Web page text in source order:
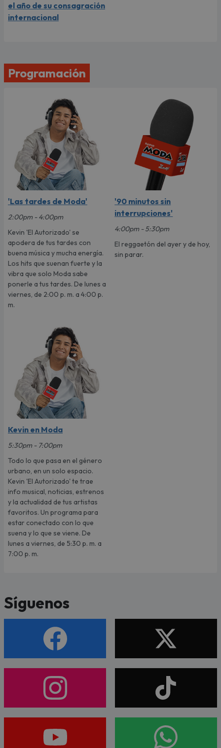
el año de su consagración
internacional
Programación
'Las tardes de Moda'
2:00pm - 4:00pm
Kevin 'El Autorizado' se
apodera de tus tardes con
buena música y mucha energía.
Los hits que suenan fuerte y la
vibra que solo Moda sabe
ponerle a tus tardes. De lunes a
viernes, de 2:00 p. m. a 4:00 p.
m.
'90 minutos sin
interrupciones'
4:00pm - 5:30pm
El reggaetón del ayer y de hoy,
sin parar.
Kevin en Moda
5:30pm - 7:00pm
Todo lo que pasa en el género
urbano, en un solo espacio.
Kevin 'El Autorizado' te trae
info musical, noticias, estrenos
y la actualidad de tus artistas
favoritos. Un programa para
estar conectado con lo que
suena y lo que se viene. De
lunes a viernes, de 5:30 p. m. a
7:00 p. m.
Síguenos